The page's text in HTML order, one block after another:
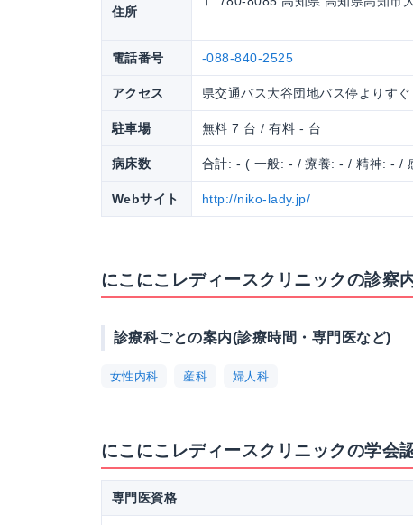
住所
電話番号 -088-840-2525
アクセス 県交通バス大谷団地バス停よりすぐ
駐車場 無料 7 台 / 有料 - 台
病床数 合計: - ( 一般: - / 療養: - / 精神: - /
Webサイト http://niko-lady.jp/
にこにこレディースクリニックの診察
診療科ごとの案内(診療時間・専門医など)
女性内科 産科 婦人科
にこにこレディースクリニックの学会
専門医資格